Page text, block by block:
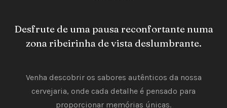
Desfrute de uma pausa reconfortante numa
zona ribeirinha de vista deslumbrante.
Venha descobrir os sabores autênticos da nossa
cervejaria, onde cada detalhe é pensado para
proporcionar memórias únicas.